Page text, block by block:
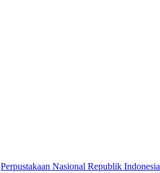
Perpustakaan Nasional Republik Indonesia